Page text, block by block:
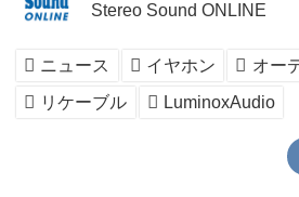
Stereo Sound ONLINE
ニュース イヤホン
オー
リケーブル
LuminoxAudio